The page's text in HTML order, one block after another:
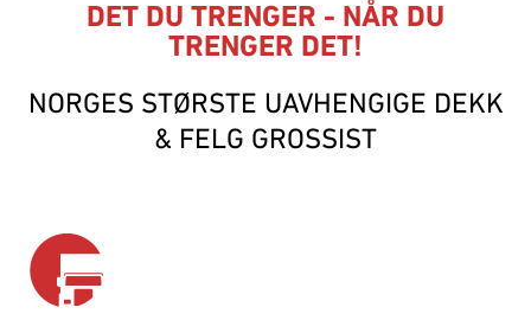
DET DU TRENGER - NÅR DU
TRENGER DET!
NORGES STØRSTE UAVHENGIGE DEKK
& FELG GROSSIST